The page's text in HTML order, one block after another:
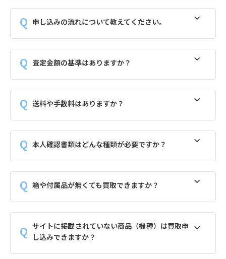
申し込みの流れについて教えてください。
査定金額の基準はありますか？
送料や手数料はありますか？
本人確認書類はどんな種類が必要ですか？
箱や付属品が無くても買取できますか？
サイトに掲載されていない商品（機種）は買取申
し込みできますか？